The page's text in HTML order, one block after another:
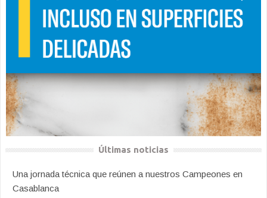
Últimas noticias
Una jornada técnica que reúnen a nuestros Campeones en
Casablanca